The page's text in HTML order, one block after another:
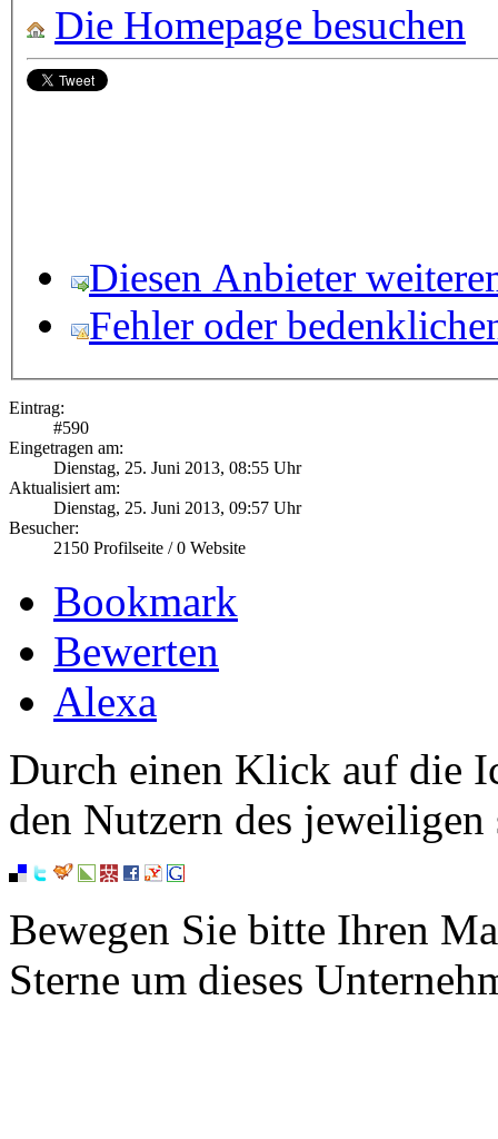
Die Homepage besuchen
Diesen Anbieter
Fehler oder
Eintrag:
#590
Eingetragen am:
Dienstag, 25. Juni 2013, 08:55 Uhr
Aktualisiert am:
Dienstag, 25. Juni 2013, 09:57 Uhr
Besucher:
2150 Profilseite /0 Website
Bookmark
Bewerten
Alexa
Durch einen Klick auf die
den Nutzern des
Bewegen Sie bitte Ihren
Sterne um dieses